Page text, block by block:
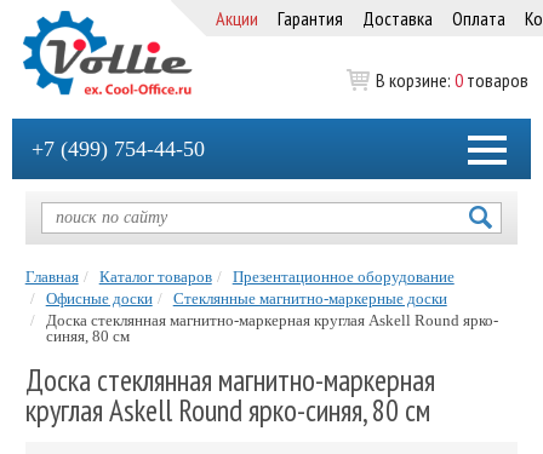
Акции Гарантия Доставка Оплата
В корзине: 0 товаров
+7 (499) 754-44-50
Главная Каталог товаров
Презентационное оборудование
Офисные доски
Стеклянные магнитно-маркерные доски
Доска стеклянная магнитно-маркерная круглая Askell Round ярко-
синяя, 80 см
Доска стеклянная магнитно-маркерная
круглая Askell Round ярко-синяя, 80 см